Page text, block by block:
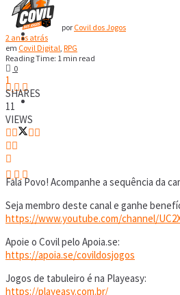
RPG
Covil Digital
Covil Digital
por Covil dos Jogos
2 anos atrás
em Covil Digital, RPG
Reading Time: 1 min read
0
1
SHARES
11
VIEWS
Fala Povo! Acompanhe a sequência da
Seja membro deste canal e ganhe
https://www.youtube.com/channel/
Apoie o Covil pelo Apoia.se:
https://apoia.se/covildosjogos
Jogos de tabuleiro é na Playeasy:
https://playeasy.com.br/